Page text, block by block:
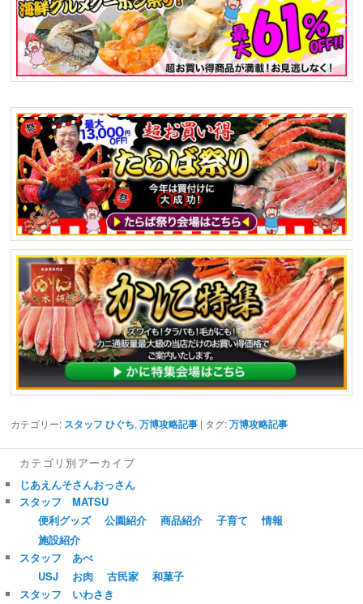
カテゴリー: スタッフ ひぐち,万博攻略記事 | タグ:万博攻略記事
カテゴリ別アーカイブ
じあえんそさんおっさん
スタッフ MATSU
便利グッズ
公園紹介 商品紹介 子育て
情報
施設紹介
スタッフ あべ
USJ
お肉 古民家
和菓子
スタッフ いわさき